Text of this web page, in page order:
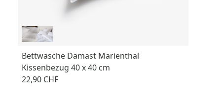
Bettwäsche Damast Marienthal
Kissenbezug 40 x 40 cm
22,90 CHF